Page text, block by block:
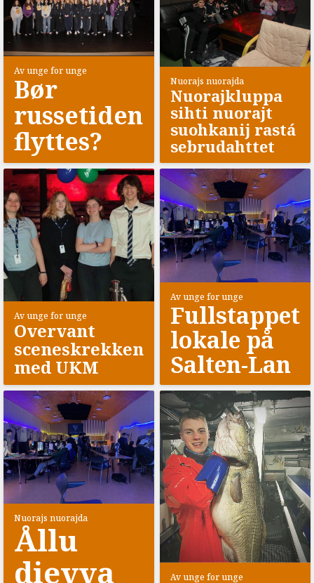
Av unge for unge
Bør
russetiden
flyttes?
Nuorajs nuorajda
Nuorajkluppa
sihti nuorajt
suohkanij rastá
sebrudahttet
Av unge for unge
Overvant
sceneskrekken
med UKM
Av unge for unge
Fullstappet
lokale på
Salten-Lan
Nuorajs nuorajda
Ållu
dievva
Av unge for unge